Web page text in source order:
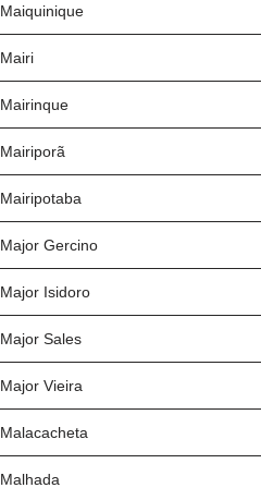
Maiquinique
Mairi
Mairinque
Mairiporã
Mairipotaba
Major Gercino
Major Isidoro
Major Sales
Major Vieira
Malacacheta
Malhada